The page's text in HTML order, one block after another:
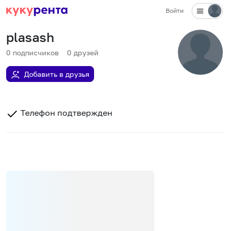
Войти
plasash
0 подписчиков 0 друзей
Добавить в друзья
Телефон подтвержден